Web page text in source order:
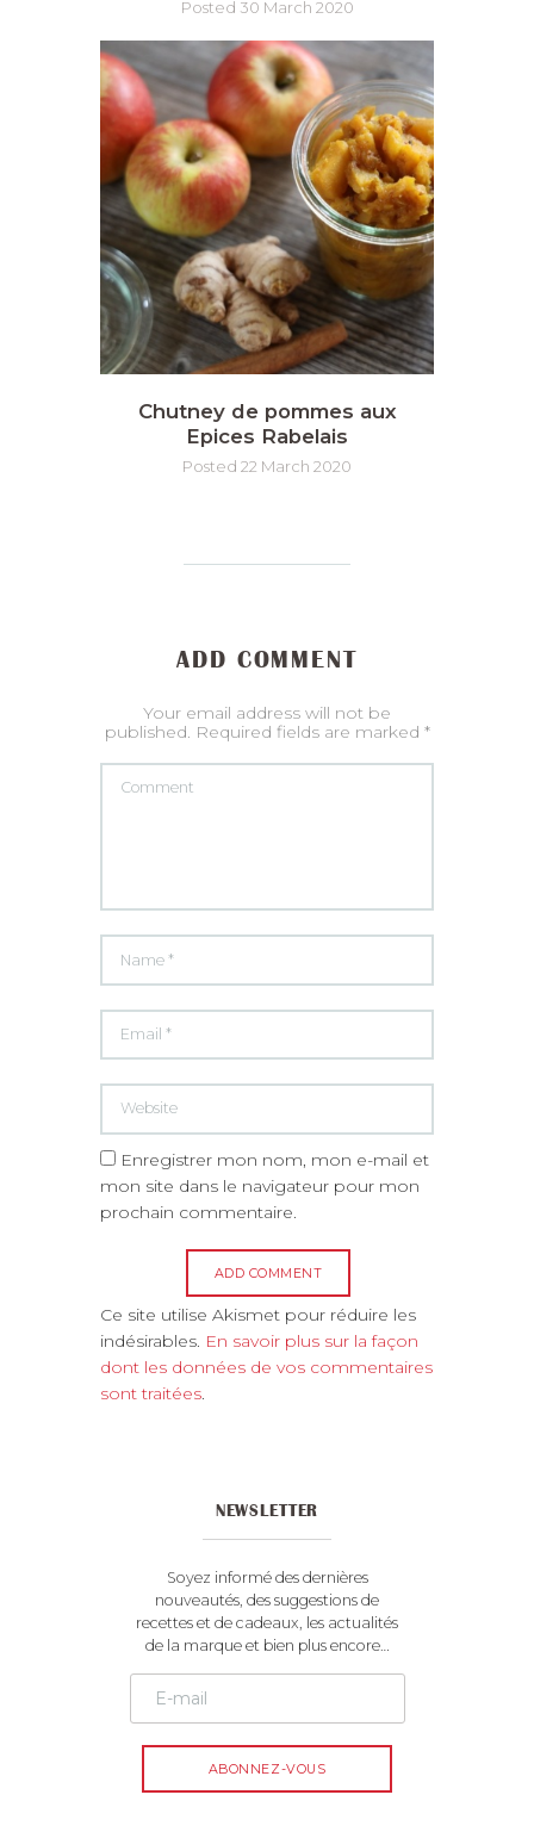
Posted 30 March 2020
Chutney de pommes aux
Epices Rabelais
Posted 22 March 2020
ADD COMMENT
Your email address will not be
published. Required fields are marked *
Enregistrer mon nom, mon e-mail et
mon site dans le navigateur pour mon
prochain commentaire.
A
l
t
e
Ce site utilise Akismet pour réduire les
indésirables. En savoir plus sur la façon
dont les données de vos commentaires
sont traitées
NEWSLETTER
Soyez informé des dernières
nouveautés, des suggestions de
recettes et de cadeaux, les actualités
de la marque et bien plus encore…